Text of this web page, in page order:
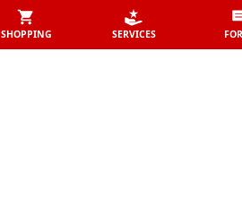
SHOPPING SERVICES